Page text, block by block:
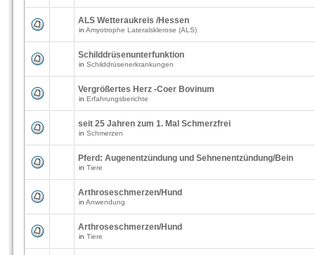
ALS Wetteraukreis /Hessen
in Amyotrophe Lateralsklerose (ALS)
Schilddrüsenunterfunktion
in Schilddrüsenerkrankungen
Vergrößertes Herz -Coer Bovinum
in Erfahrungsberichte
seit 25 Jahren zum 1. Mal Schmerzfrei
in Schmerzen
Pferd: Augenentzündung und Sehnenentzündung/Bein
in Tiere
Arthroseschmerzen/Hund
in Anwendung
Arthroseschmerzen/Hund
in Tiere